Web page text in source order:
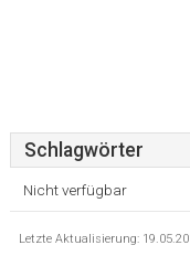
Schlagwörter
Nicht verfügbar
Letzte Aktualisierung: